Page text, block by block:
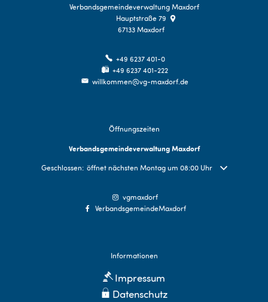
Verbandsgemeindeverwaltung Maxdorf
Hauptstraße 79
67133 Maxdorf
+49 6237 401-0
+49 6237 401-222
willkommen@vg-maxdorf.de
Öffnungszeiten
Verbandsgemeindeverwaltung Maxdorf
Klicken, um weitere Öffnungs- oder Schließzeiten auszublenden
Geschlossen: öffnet nächsten Montag um 08:00 Uhr
vgmaxdorf
VerbandsgemeindeMaxdorf
Informationen
Impressum
Datenschutz